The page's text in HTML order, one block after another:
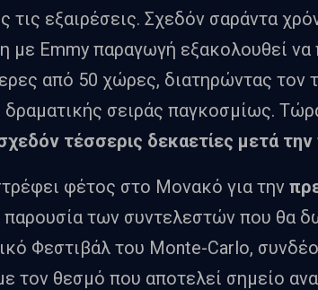
τις εξαιρέσεις. Σχεδόν σαράντα
με Emmy παραγωγή εξακολουθεί
από 50 χώρες, διατηρώντας τον
δραματικής σειράς παγκοσμίως.
τέσσερις δεκαετίες μετά την
φέτος στο Μονακό για την
παρουσία των συντελεστών που θα
Φεστιβάλ του Monte-Carlo,
τον θεσμό που αποτελεί σημείο